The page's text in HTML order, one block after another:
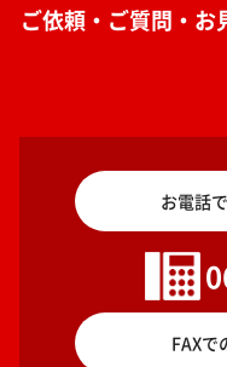
ご依頼・ご質問・
お電話
FAXで